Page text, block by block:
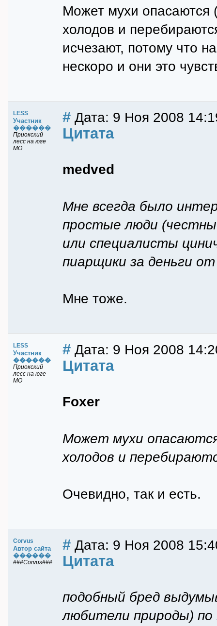
Может мухи опасаются
холодов и
исчезают, потому что
нескоро и они это
LESS
Участник
������
Приокский
лесс на юге
МО
# Дата: 9 Ноя 2008
Цитата
medved
Мне всегда было
простые люди
или специалисты
пиарщики за деньги
Мне тоже.
LESS
Участник
������
Приокский
лесс на юге
МО
# Дата: 9 Ноя 2008
Цитата
Foxer
Может мухи
холодов и
Очевидно, так и есть.
Corvus
Автор сайта
������
###Corvus###
# Дата: 9 Ноя 2008
Цитата
подобный бред
любители природы) по